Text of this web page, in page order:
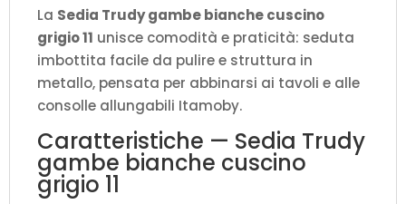
La Sedia Trudy gambe bianche cuscino
grigio 11 unisce comodità e praticità: seduta
imbottita facile da pulire e struttura in
metallo, pensata per abbinarsi ai tavoli e alle
consolle allungabili Itamoby.
Caratteristiche — Sedia Trudy
gambe bianche cuscino
grigio 11